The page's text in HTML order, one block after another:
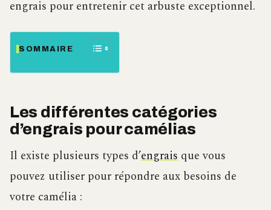
engrais pour entretenir cet arbuste exceptionnel.
SOMMAIRE
Les différentes catégories
d’engrais pour camélias
Il existe plusieurs types d’engrais que vous
pouvez utiliser pour répondre aux besoins de
votre camélia :